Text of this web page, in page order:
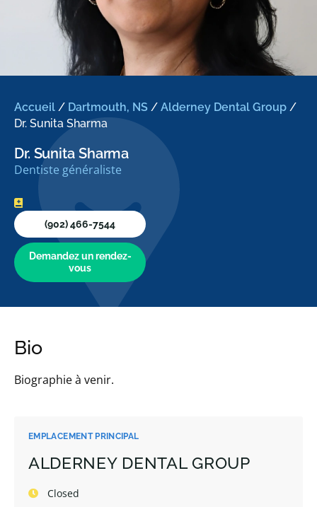
Accueil / Dartmouth, NS / Alderney Dental Group /
Dr. Sunita Sharma
Dr. Sunita Sharma
Dentiste généraliste
(902) 466-7544
Demandez un rendez-
vous
EMPLACEMENT PRINCIPAL
ALDERNEY DENTAL GROUP
Closed
Bio
Biographie à venir.